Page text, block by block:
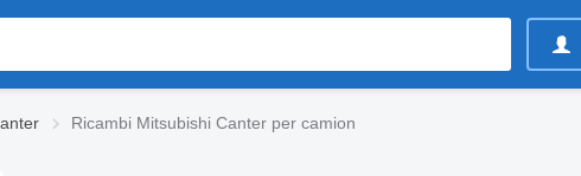
Ricambi Mitsubishi Canter per camion